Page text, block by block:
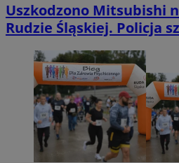
Uszkodzono Mitsubishi
Rudzie Śląskiej. Policja